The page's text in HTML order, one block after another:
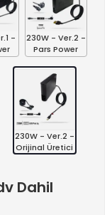
-
230W - Ver.2 -
Pars Power
230W - Ver.2 -
Orijinal Üretici
Dahil